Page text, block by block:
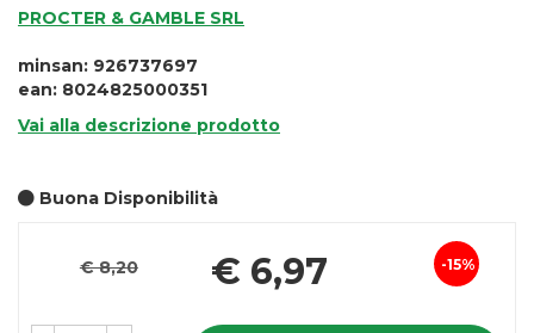
PROCTER & GAMBLE SRL
minsan: 926737697
ean: 8024825000351
Vai alla descrizione prodotto
Buona Disponibilità
15%
€ 8,20 € 6,97